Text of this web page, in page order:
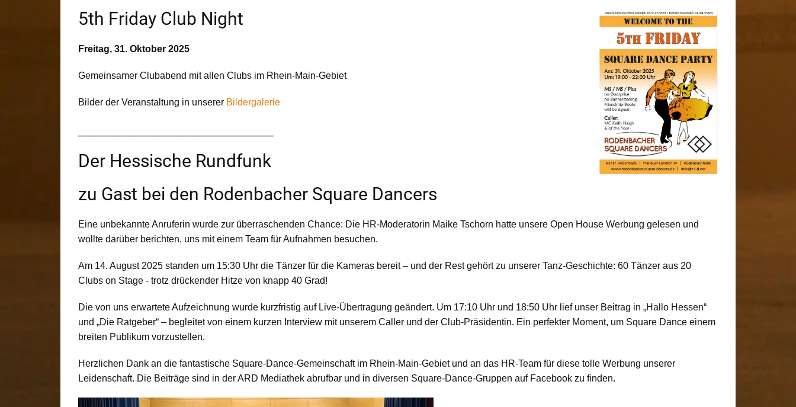
5th Friday Club Night
Freitag, 31. Oktober 2025
Gemeinsamer Clubabend mit allen Clubs im Rhein-Main-Gebiet
Bilder der Veranstaltung in unserer Bildergalerie
Der Hessische Rundfunk
zu Gast bei den Rodenbacher Square Dancers
Eine unbekannte Anruferin wurde zur überraschenden Chance: Die HR-Moderatorin Maike Tschorn hatte unsere Open House Werbung gelesen und
wollte darüber berichten, uns mit einem Team für Aufnahmen besuchen.
Am 14. August 2025 standen um 15:30 Uhr die Tänzer für die Kameras bereit – und der Rest gehört zu unserer Tanz-Geschichte: 60 Tänzer aus 20
Clubs on Stage - trotz drückender Hitze von knapp 40 Grad!
Die von uns erwartete Aufzeichnung wurde kurzfristig auf Live-Übertragung geändert. Um 17:10 Uhr und 18:50 Uhr lief unser Beitrag in „Hallo Hessen“
und „Die Ratgeber“ – begleitet von einem kurzen Interview mit unserem Caller und der Club-Präsidentin. Ein perfekter Moment, um Square Dance einem
breiten Publikum vorzustellen.
Herzlichen Dank an die fantastische Square-Dance-Gemeinschaft im Rhein-Main-Gebiet und an das HR-Team für diese tolle Werbung unserer
Leidenschaft. Die Beiträge sind in der ARD Mediathek abrufbar und in diversen Square-Dance-Gruppen auf Facebook zu finden.